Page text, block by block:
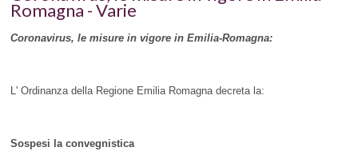
Romagna - Varie
Coronavirus, le misure in vigore in Emilia-Romagna:
L' Ordinanza della Regione Emilia Romagna decreta la:
Sospesi la convegnistica